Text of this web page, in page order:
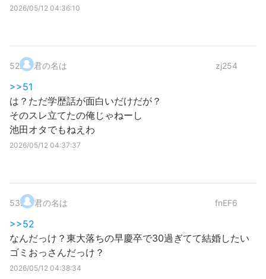
2026/05/12 04:36:10
52. 君の名は zj254
>>51
は？ただ学歴話が面白いだけだが？
そのスレ立てたの俺じゃねーし
池田オタでもねえわ
2026/05/12 04:37:37
53. 君の名は fnEF6
>>52
なんだっけ？東大落ちの早慶卒で30過ぎてて結婚したい
ゴミおっさんだっけ？
2026/05/12 04:38:34